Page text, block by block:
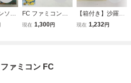
ソフ
テ
付き
FC ファミコン
リップルアイラン
現在 1,300円
【箱付き】沙羅曼
蛇 ファミコン FC
現在 1,232円
ァミコン FC